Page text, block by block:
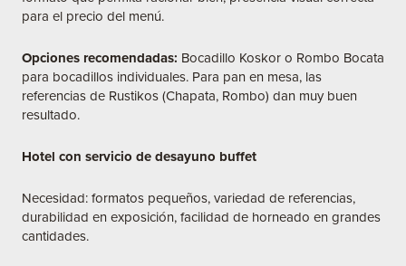
para el precio del menú.
Opciones recomendadas: Bocadillo Koskor o Rombo Bocata
para bocadillos individuales. Para pan en mesa, las
referencias de Rustikos (Chapata, Rombo) dan muy buen
resultado.
Hotel con servicio de desayuno buffet
Necesidad: formatos pequeños, variedad de referencias,
durabilidad en exposición, facilidad de horneado en grandes
cantidades.